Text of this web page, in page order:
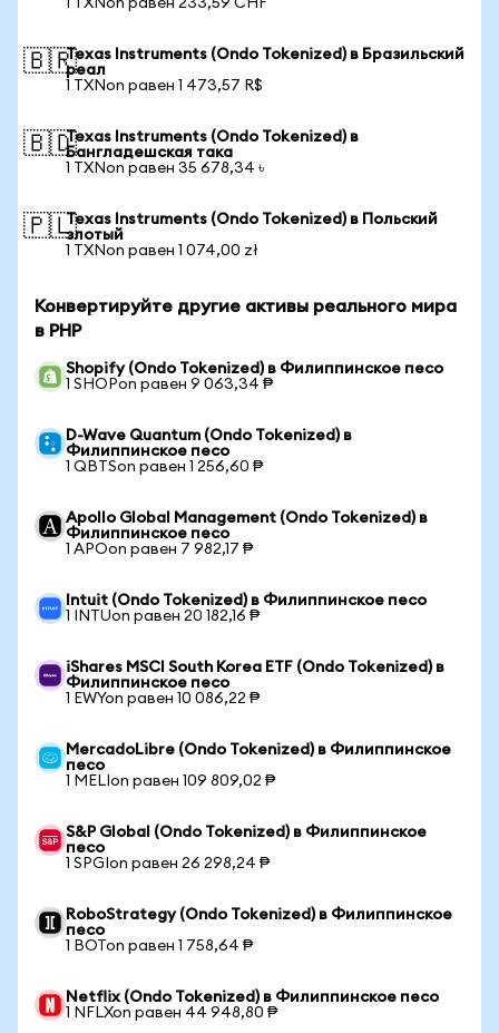
1 TXNon равен 233,59 CHF
🇧🇷Texas Instruments (Ondo Tokenized) в Бразильский
реал
1 TXNon равен 1 473,57 R$
🇧🇩Texas Instruments (Ondo Tokenized) в
Бангладешская така
1 TXNon равен 35 678,34 ৳
🇵🇱Texas Instruments (Ondo Tokenized) в Польский
злотый
1 TXNon равен 1 074,00 zł
Конвертируйте другие активы реального мира
в PHP
Shopify (Ondo Tokenized) в Филиппинское песо
1 SHOPon равен 9 063,34 ₱
D-Wave Quantum (Ondo Tokenized) в
Филиппинское песо
1 QBTSon равен 1 256,60 ₱
Apollo Global Management (Ondo Tokenized) в
Филиппинское песо
1 APOon равен 7 982,17 ₱
Intuit (Ondo Tokenized) в Филиппинское песо
1 INTUon равен 20 182,16 ₱
iShares MSCI South Korea ETF (Ondo Tokenized) в
Филиппинское песо
1 EWYon равен 10 086,22 ₱
MercadoLibre (Ondo Tokenized) в Филиппинское
песо
1 MELIon равен 109 809,02 ₱
S&P Global (Ondo Tokenized) в Филиппинское
песо
1 SPGIon равен 26 298,24 ₱
RoboStrategy (Ondo Tokenized) в Филиппинское
песо
1 BOTon равен 1 758,64 ₱
Netflix (Ondo Tokenized) в Филиппинское песо
1 NFLXon равен 44 948,80 ₱